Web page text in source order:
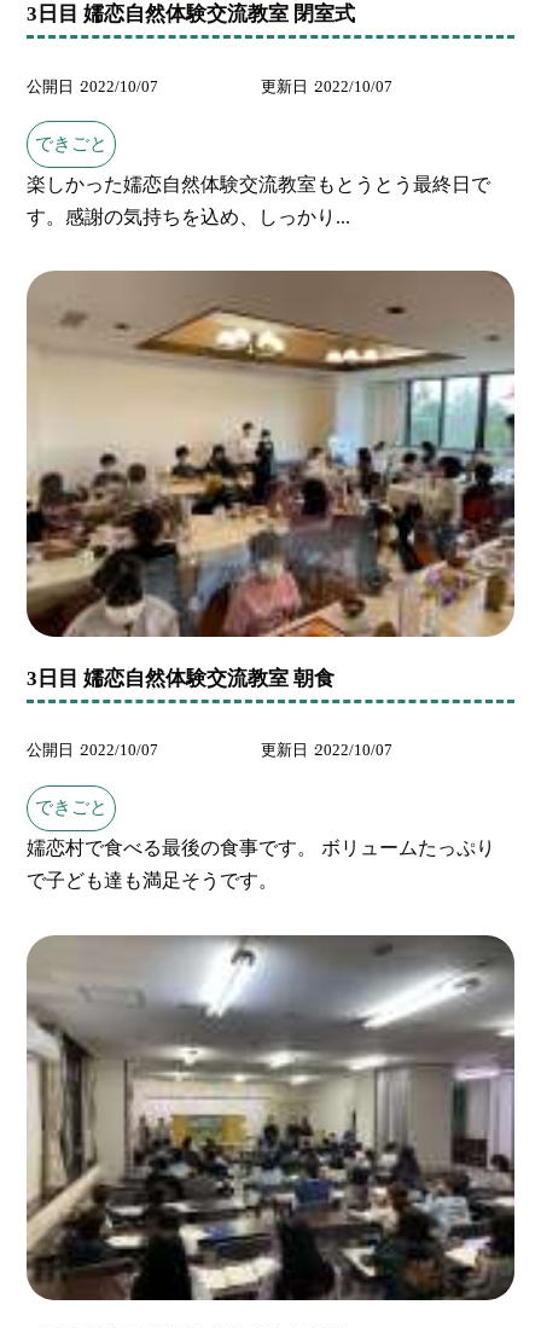
3日目 嬬恋自然体験交流教室 閉室式
公開日 2022/10/07 更新日 2022/10/07
できごと
楽しかった嬬恋自然体験交流教室もとうとう最終日で
す。感謝の気持ちを込め、しっかり...
3日目 嬬恋自然体験交流教室 朝食
公開日 2022/10/07 更新日 2022/10/07
できごと
嬬恋村で食べる最後の食事です。 ボリュームたっぷり
で子ども達も満足そうです。